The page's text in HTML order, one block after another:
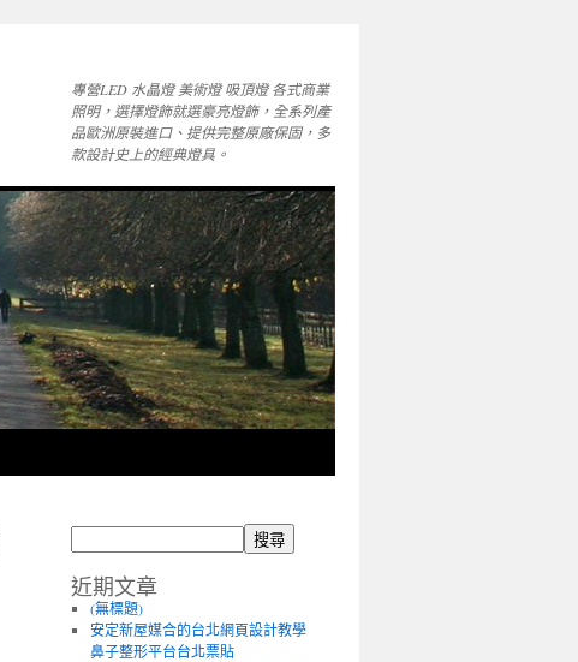
專營LED 水晶燈 美術燈 吸頂燈 各式商業
照明，選擇燈飾就選豪亮燈飾，全系列產
品歐洲原裝進口、提供完整原廠保固，多
款設計史上的經典燈具。
搜尋
近期文章
(無標題)
安定新屋媒合的台北網頁設計教學
鼻子整形平台台北票貼